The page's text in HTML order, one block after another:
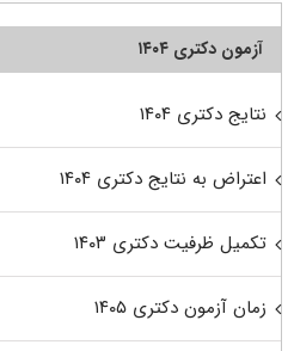
آزمون دکتری ۱۴۰۴
نتایج دکتری ۱۴۰۴
اعتراض به نتایج دکتری ۱۴۰۴
تکمیل ظرفیت دکتری ۱۴۰۳
زمان آزمون دکتری ۱۴۰۵